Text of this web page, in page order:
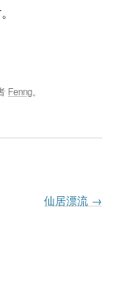
Fenng。
仙居漂流 →